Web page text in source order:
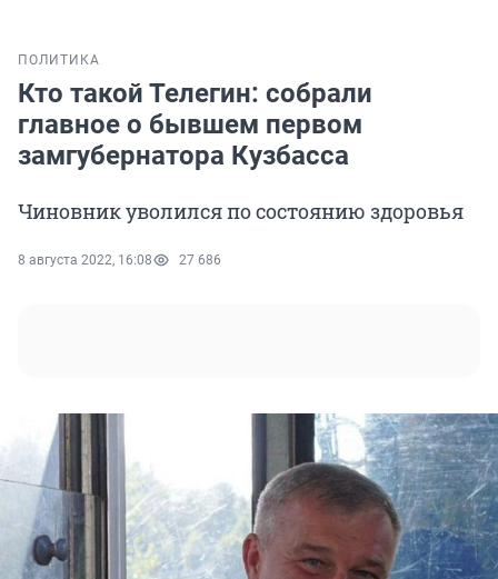
ПОЛИТИКА
Кто такой Телегин: собрали
главное о бывшем первом
замгубернатора Кузбасса
Чиновник уволился по состоянию здоровья
8 августа 2022, 16:08 27 686